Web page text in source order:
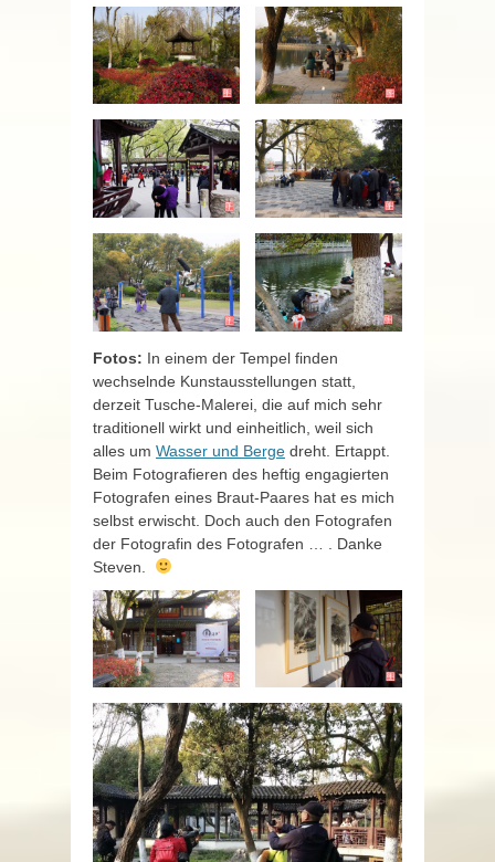
Fotos: In einem der Tempel finden
wechselnde Kunstausstellungen statt,
derzeit Tusche-Malerei, die auf mich sehr
traditionell wirkt und einheitlich, weil sich
alles um Wasser und Berge dreht. Ertappt.
Beim Fotografieren des heftig engagierten
Fotografen eines Braut-Paares hat es mich
selbst erwischt. Doch auch den Fotografen
der Fotografin des Fotografen … . Danke
Steven.